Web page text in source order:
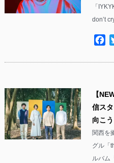
「
donʼt
【
信ス
向こ
関西を
グル「
ルバム